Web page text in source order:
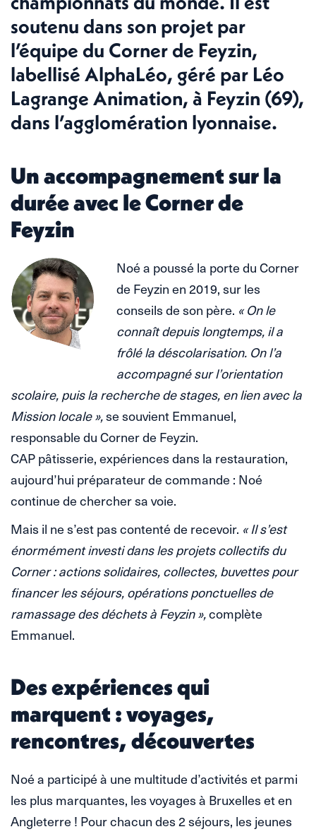
soutenu dans son projet par
l’équipe du Corner de Feyzin,
labellisé AlphaLéo, géré par Léo
Lagrange Animation, à Feyzin (69),
dans l’agglomération lyonnaise.
Un accompagnement sur la
durée avec le Corner de
Feyzin
Noé a poussé la porte du Corner
de Feyzin en 2019, sur les
conseils de son père. « On le
connaît depuis longtemps, il a
frôlé la déscolarisation. On l’a
accompagné sur l’orientation
scolaire, puis la recherche de stages, en lien avec la
Mission locale »,se souvient Emmanuel,
responsable du Corner de Feyzin.
CAP pâtisserie, expériences dans la restauration,
aujourd’hui préparateur de commande : Noé
continue de chercher sa voie.
Mais il ne s’est pas contenté de recevoir. « Il s’est
énormément investi dans les projets collectifs du
Corner : actions solidaires, collectes, buvettes pour
financer les séjours, opérations ponctuelles de
ramassage des déchets à Feyzin »,complète
Emmanuel.
Des expériences qui
marquent : voyages,
rencontres, découvertes
Noé a participé à une multitude d’activités et parmi
les plus marquantes, les voyages à Bruxelles et en
Angleterre ! Pour chacun des 2 séjours, les jeunes